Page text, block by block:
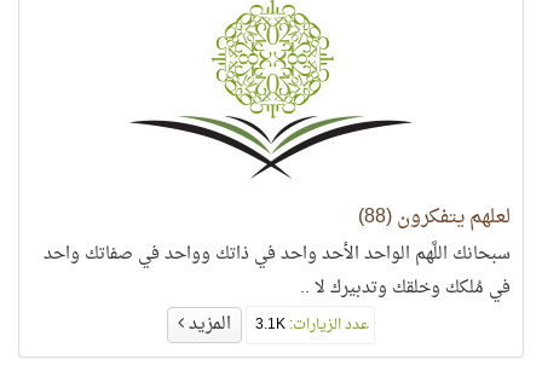
لعلهم يتفكرون (88)
سبحانك اللَّهم الواحد الأحد واحد في ذاتك وواحد في صفاتك واحد
في مُلكك وخلقك وتدبيرك لا ..
عدد الزيارات: المزيد